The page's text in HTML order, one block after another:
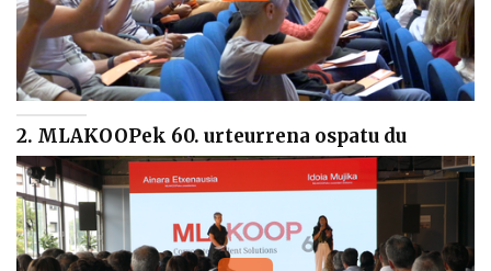
2. MLAKOOPek 60. urteurrena ospatu du